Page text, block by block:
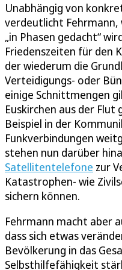
Unabhängig von
verdeutlicht
„in Phasen gedacht“
Friedenszeiten für den
der wiederum die
Verteidigungs- oder
einige Schnittmengen
Euskirchen aus der Flut
Beispiel in der
Funkverbindungen
stehen nun darüber
Satellitentelefone zur
Katastrophen- wie
sichern können.
Fehrmann macht aber
dass sich etwas
Bevölkerung in das
Selbsthilfefähigkeit